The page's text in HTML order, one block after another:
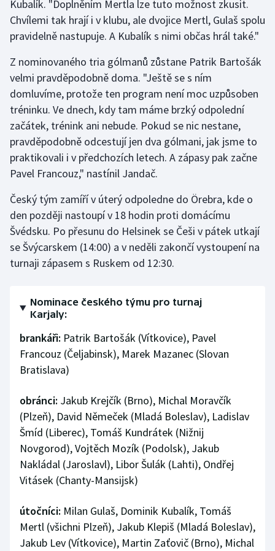
Kubalík. "Doplněním Mertla lze tuto možnost zkusit.
Chvílemi tak hrají i v klubu, ale dvojice Mertl, Gulaš spolu
pravidelně nastupuje. A Kubalík s nimi občas hrál také."
Z nominovaného tria gólmanů zůstane Patrik Bartošák
velmi pravděpodobně doma. "Ještě se s ním
domluvíme, protože ten program není moc uzpůsoben
tréninku. Ve dnech, kdy tam máme brzký odpolední
začátek, trénink ani nebude. Pokud se nic nestane,
pravděpodobně odcestují jen dva gólmani, jak jsme to
praktikovali i v předchozích letech. A zápasy pak začne
Pavel Francouz," nastínil Jandač.
Český tým zamíří v úterý odpoledne do Örebra, kde o
den později nastoupí v 18 hodin proti domácímu
Švédsku. Po přesunu do Helsinek se Češi v pátek utkají
se Švýcarskem (14:00) a v neděli zakončí vystoupení na
turnaji zápasem s Ruskem od 12:30.
Nominace českého týmu pro turnaj
Karjaly:
brankáři: Patrik Bartošák (Vítkovice), Pavel
Francouz (Čeljabinsk), Marek Mazanec (Slovan
Bratislava)
obránci: Jakub Krejčík (Brno), Michal Moravčík
(Plzeň), David Němeček (Mladá Boleslav), Ladislav
Šmíd (Liberec), Tomáš Kundrátek (Nižnij
Novgorod), Vojtěch Mozík (Podolsk), Jakub
Nakládal (Jaroslavl), Libor Šulák (Lahti), Ondřej
Vitásek (Chanty-Mansijsk)
útočníci: Milan Gulaš, Dominik Kubalík, Tomáš
Mertl (všichni Plzeň), Jakub Klepiš (Mladá Boleslav),
Jakub Lev (Vítkovice), Martin Zaťovič (Brno), Michal